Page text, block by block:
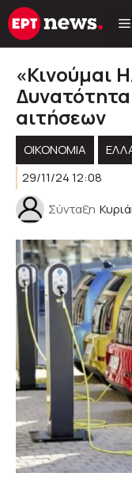
Μετάβαση
σε
«Κινούμαι
αιτήσεων
ΟΙΚΟΝΟΜΙΑ
29/11/24 12:08
Σύνταξη